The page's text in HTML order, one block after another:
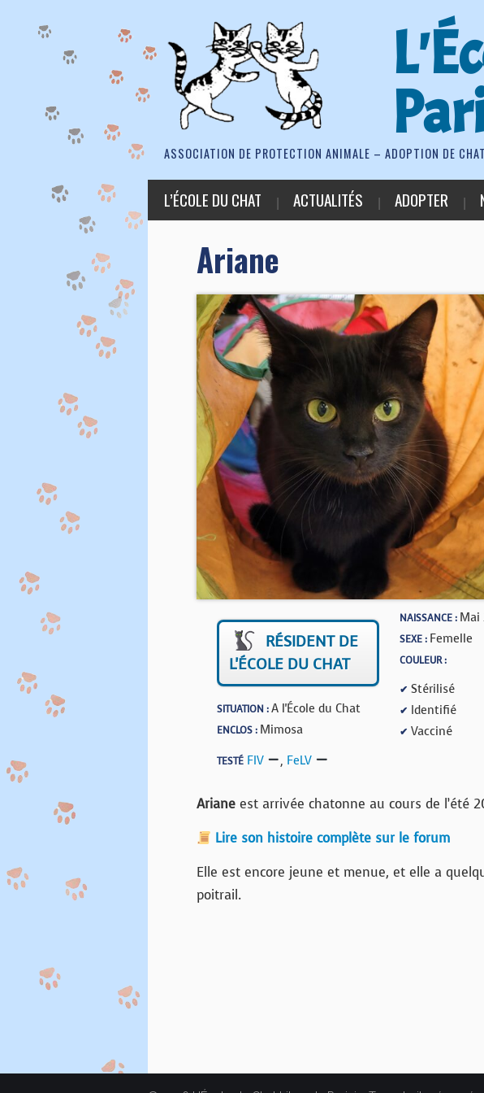
ASSOCIATION DE PROTECTION ANIMALE – ADOPTION DE
L’ÉCOLE DU CHAT ACTUALITÉS ADOPTER
Ariane
RÉSIDENT DE
L'ÉCOLE DU CHAT
SITUATION :A l'École du Chat
ENCLOS : Mimosa
NAISSANCE : Mai
SEXE : Femelle
COULEUR :
✔ Stérilisé
✔ Identifié
✔ Vacciné
TESTÉ FIV , FeLV
Ariane est arrivée chatonne au cours de l’été
Lire son histoire complète sur le forum
Elle est encore jeune et menue, et elle a
poitrail.